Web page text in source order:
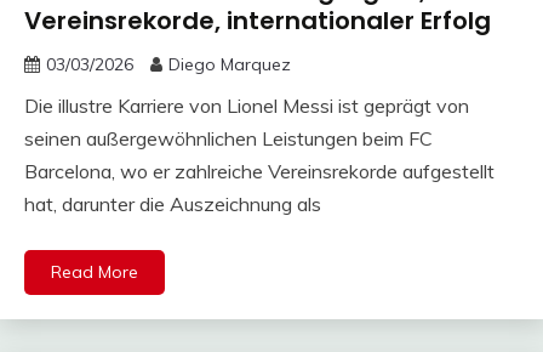
Vereinsrekorde, internationaler Erfolg
03/03/2026 Diego Marquez
Die illustre Karriere von Lionel Messi ist geprägt von
seinen außergewöhnlichen Leistungen beim FC
Barcelona, wo er zahlreiche Vereinsrekorde aufgestellt
hat, darunter die Auszeichnung als
Read More